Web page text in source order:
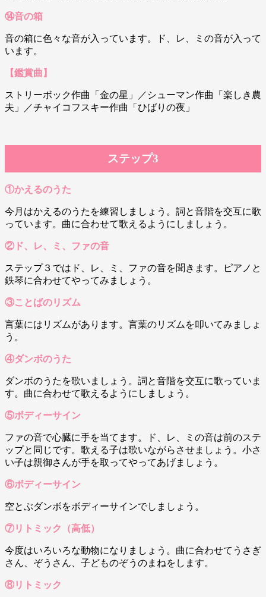
⑭音の箱
音の箱に色々な音が入っています。ド、レ、ミの音が入って
います。
【鑑賞曲】
ストリーボック作曲「金の星」／シューマン作曲「楽しき農
夫」／チャイコフスキー作曲「ひばりの夜」
ステップ3
①かえるのうた
今月はかえるのうたを練習しましょう。詞と音階を交互に歌
っています。曲に合わせて歌えるようにしましょう。
②ド、レ、ミ、ファの音
ステップ３ではド、レ、ミ、ファの音を聞きます。ピアノと
鉄琴に合わせてやってみましょう。
③ことばのリズム
言葉にはリズムがあります。言葉のリズムを叩いてみましょ
う。
④ダンボのうた
ダンボのうたを歌いましょう。詞と音階を交互に歌っていま
す。曲に合わせて歌えるようにしましょう。
⑤ボディーサイン
ファの音で心臓に手を当てます。ド、レ、ミの音は前のステ
ップと同じです。歌える子は歌いながらさせましょう。小さ
い子は親御さんが手を取ってやってあげましょう。
⑥ボディーサイン
空とぶダンボをボディーサインでしましょう。
⑦リトミック（高低）
今度はいろいろな動物になりましょう。曲に合わせてうさぎ
さん、ぞうさん、子どものぞうのまねをします。
⑧リトミック